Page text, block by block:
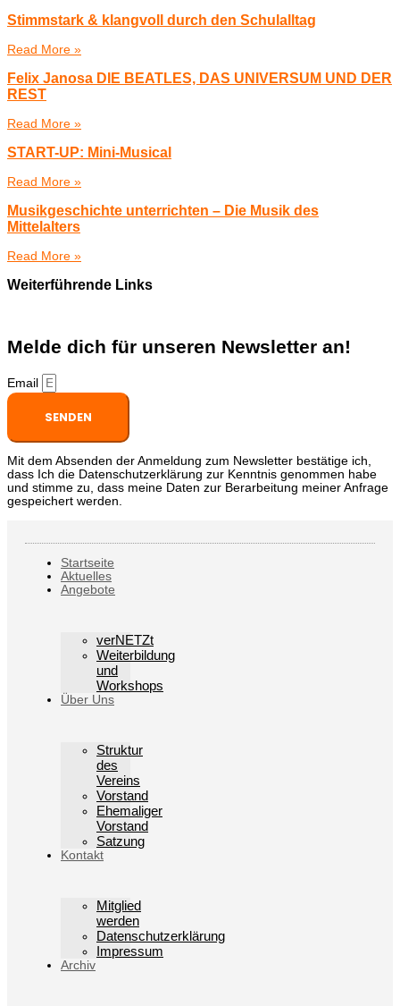
Stimmstark & klangvoll durch den Schulalltag
Read More »
Felix Janosa DIE BEATLES, DAS UNIVERSUM UND DER
REST
Read More »
START-UP: Mini-Musical
Read More »
Musikgeschichte unterrichten – Die Musik des
Mittelalters
Read More »
Weiterführende Links
Melde dich für unseren Newsletter an!
Email
SENDEN
Mit dem Absenden der Anmeldung zum Newsletter bestätige ich,
dass Ich die Datenschutzerklärung zur Kenntnis genommen habe
und stimme zu, dass meine Daten zur Berarbeitung meiner Anfrage
gespeichert werden.
Startseite
Aktuelles
Angebote
verNETZt
Weiterbildung
und
Workshops
Über Uns
Struktur
des
Vereins
Vorstand
Ehemaliger
Vorstand
Satzung
Kontakt
Mitglied
werden
Datenschutzerklärung
Impressum
Archiv